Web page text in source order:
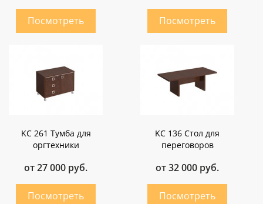
KC 261 Тумба для
оргтехники
от 27 000 руб.
KC 136 Стол для
переговоров
от 32 000 руб.